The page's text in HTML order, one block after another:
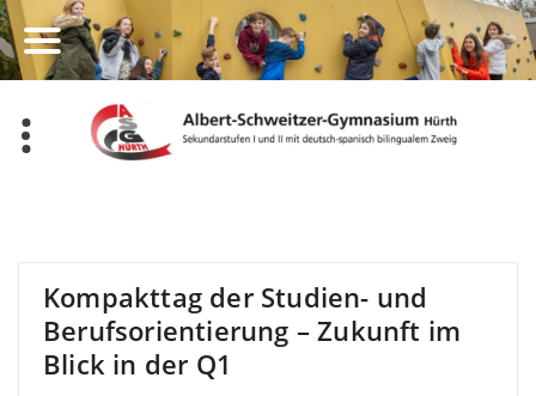
Zum
Inhalt
springen
Kompakttag der Studien- und
Berufsorientierung – Zukunft im
Blick in der Q1